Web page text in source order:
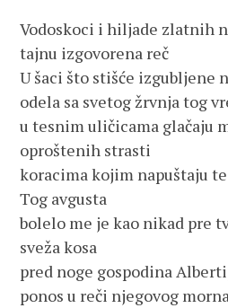
Vodoskoci i hiljade zlatnih
tajnu izgovorena reč
U šaci što stišće izgubljene
odela sa svetog žrvnja tog
u tesnim uličicama glačaju
oproštenih strasti
koracima kojim napuštaju
Tog avgusta
bolelo me je kao nikad pre
sveža kosa
pred noge gospodina
ponos u reči njegovog